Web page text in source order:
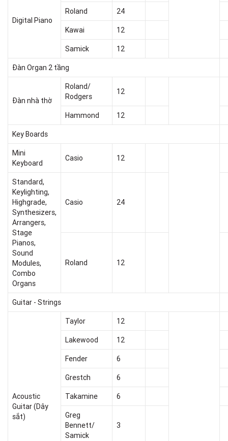
Digital Piano
Roland 24
Kawai 12
Samick 12
Đàn Organ 2 tầng
Đàn nhà thờ
Roland/
Rodgers
12
Hammond 12
Key Boards
Mini
Keyboard
Casio 12
Standard,
Keylighting,
Highgrade,
Synthesizers,
Arrangers,
Stage
Pianos,
Sound
Modules,
Combo
Organs
Casio 24
Roland 12
Guitar - Strings
Acoustic
Guitar (Dây
sắt)
Taylor 12
Lakewood 12
Fender 6
Grestch 6
Takamine 6
Greg
Bennett/
Samick
3